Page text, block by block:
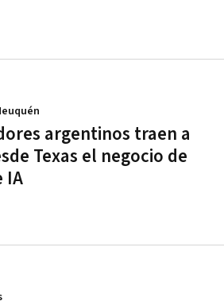
argentinos traen a
Texas el negocio de
IA